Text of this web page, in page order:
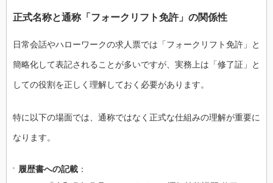
正式名称と通称「フォークリフト免許」の関係性
日常会話やハローワークの求人票では「フォークリフト免許」と
簡略化して表記されることが多いですが、実務上は「修了証」と
しての役割を正しく理解しておく必要があります。
特に以下の場面では、通称ではなく正式な仕組みの理解が重要に
なります。
履歴書への記載 ：